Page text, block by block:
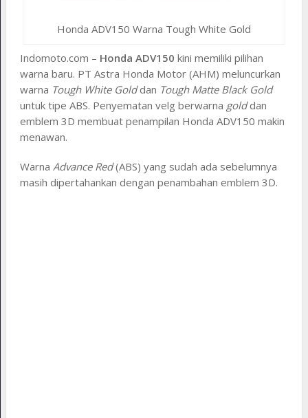
Honda ADV150 Warna Tough White Gold
Indomoto.com – Honda ADV150 kini memiliki pilihan
warna baru. PT Astra Honda Motor (AHM) meluncurkan
warna Tough White Golddan Tough Matte Black Gold
untuk tipe ABS. Penyematan velg berwarna golddan
emblem 3D membuat penampilan Honda ADV150 makin
menawan.
Warna Advance Red(ABS) yang sudah ada sebelumnya
masih dipertahankan dengan penambahan emblem 3D.